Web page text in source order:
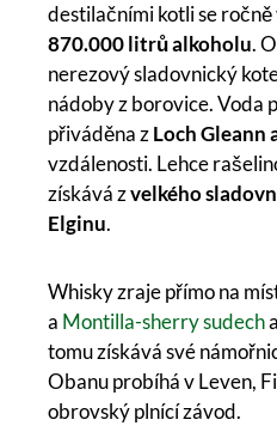
destilačními kotli se
870.000 litrů alkoholu.
nerezový sladovnický
nádoby z borovice. Voda
přiváděna zLoch Gleann
vzdálenosti. Lehce
získává zvelkého
Elginu.
Whisky zraje přímo na
a Montilla-sherry sudech
tomu získává své
Obanu probíhá v Leven,
obrovský plnící závod.